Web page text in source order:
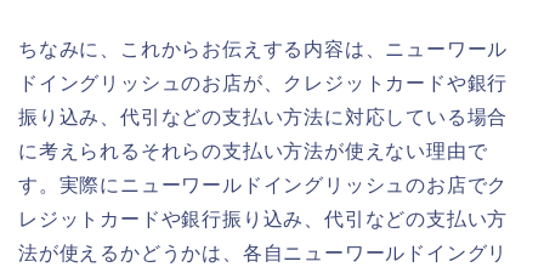
ちなみに、これからお伝えする内容は、ニューワール
ドイングリッシュのお店が、クレジットカードや銀行
振り込み、代引などの支払い方法に対応している場合
に考えられるそれらの支払い方法が使えない理由で
す。実際にニューワールドイングリッシュのお店でク
レジットカードや銀行振り込み、代引などの支払い方
法が使えるかどうかは、各自ニューワールドイングリ